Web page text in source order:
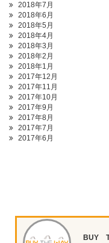
2018年7月
2018年6月
2018年5月
2018年4月
2018年3月
2018年2月
2018年1月
2017年12月
2017年11月
2017年10月
2017年9月
2017年8月
2017年7月
2017年6月
BUY